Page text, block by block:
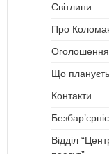
Світлини
Про
Оголошення
Що
Контакти
Відділ